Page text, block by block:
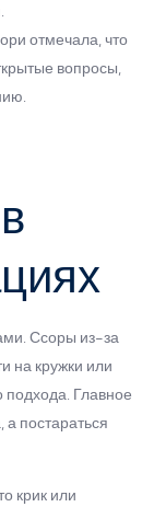
отмечала, что
вопросы,
Ссоры из-за
на кружки или
подхода. Главное
постараться
крик или